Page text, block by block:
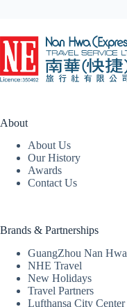
About
About Us
Our History
Awards
Contact Us
Brands & Partnerships
GuangZhou Nan Hwa
NHE Travel
New Holidays
Travel Partners
Lufthansa City Center